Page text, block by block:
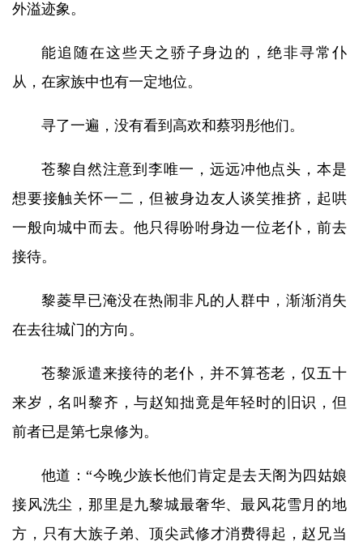
外溢迹象。
能追随在这些天之骄子身边的，绝非寻常仆
从，在家族中也有一定地位。
寻了一遍，没有看到高欢和蔡羽彤他们。
苍黎自然注意到李唯一，远远冲他点头，本是
想要接触关怀一二，但被身边友人谈笑推挤，起哄
一般向城中而去。他只得吩咐身边一位老仆，前去
接待。
黎菱早已淹没在热闹非凡的人群中，渐渐消失
在去往城门的方向。
苍黎派遣来接待的老仆，并不算苍老，仅五十
来岁，名叫黎齐，与赵知拙竟是年轻时的旧识，但
前者已是第七泉修为。
他道：“今晚少族长他们肯定是去天阁为四姑娘
接风洗尘，那里是九黎城最奢华、最风花雪月的地
方，只有大族子弟、顶尖武修才消费得起，赵兄当